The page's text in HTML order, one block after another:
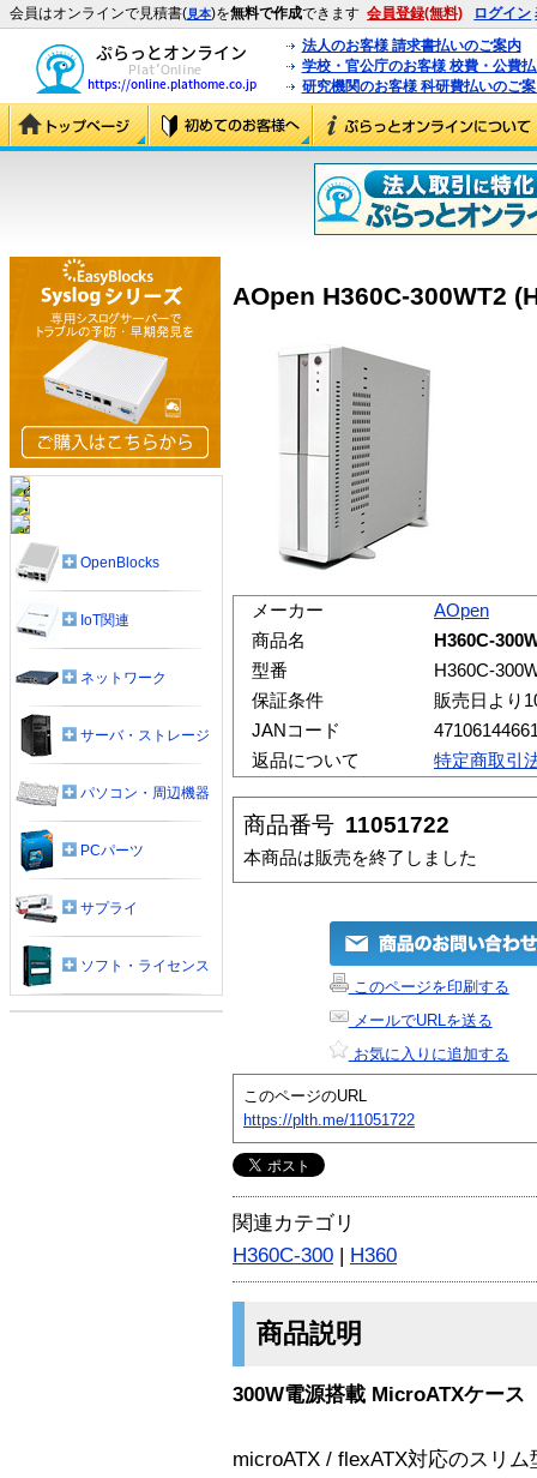
会員はオンラインで見積書(見本)を無料で作成できます 会員登録(無料) ログイン
法人のお客様 請求書払いのご案内
学校・官公庁のお客様 校費・公費
研究機関のお客様 科研費払いのご
AOpen H360C-300WT2
メーカー
AOpen
商品名
H360C-
型番
H360C-
保証条件
販売日より
JANコード
返品について
特定商取引
商品番号 11051722
本商品は販売を終了しました
このページを印刷する
メールでURLを送る
お気に入りに追加する
このページのURL
https://plth.me/11051722
関連カテゴリ
H360C-300 | H360
商品説明
300W電源搭載 MicroATXケース
microATX / flexATX対応のスリ
OpenBlocks
IoT関連
ネットワーク
サーバ・ストレージ
パソコン・周辺機器
PCパーツ
サプライ
ソフト・ライセンス